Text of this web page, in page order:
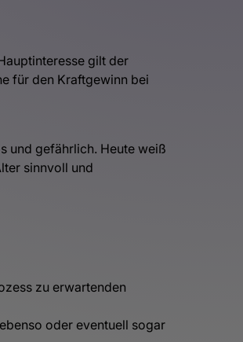
gilt der
für den Kraftgewinn bei
und gefährlich. Heute weiß
sinnvoll und
zu erwartenden
oder eventuell sogar